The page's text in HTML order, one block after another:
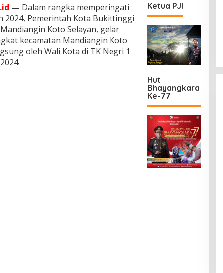
— Dalam rangka memperingati
2024, Pemerintah Kota Bukittinggi
Koto Selayan, gelar
kecamatan Mandiangin Koto
oleh Wali Kota di TK Negri 1
Ketua PJI
Hut
Bhayangkara
Ke-77